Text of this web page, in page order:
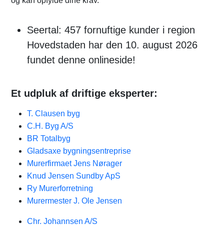
Seertal: 457 fornuftige kunder i region
Hovedstaden har den 10. august 2026
fundet denne onlineside!
Et udpluk af driftige eksperter:
T. Clausen byg
C.H. Byg A/S
BR Totalbyg
Gladsaxe bygningsentreprise
Murerfirmaet Jens Nørager
Knud Jensen Sundby ApS
Ry Murerforretning
Murermester J. Ole Jensen
Chr. Johannsen A/S